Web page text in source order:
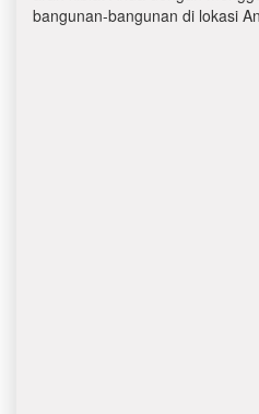
bangunan-bangunan di lokasi